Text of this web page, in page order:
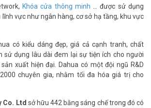
Khóa cửa thông minh … được sử dụng
vực như ngân hàng, cơ sở hạ tầng, khu vực
có kiểu dáng đẹp, giá cả cạnh tranh, chất
sử dụng lâu dài đem lại sự tiện ích cho người
xuất hiện đại. Dahua có một đội ngũ R&D
chuyên gia, nhằm tối đa hóa giá trị cho
Co. Ltd sở hữu 442 bằng sáng chế trong đó có